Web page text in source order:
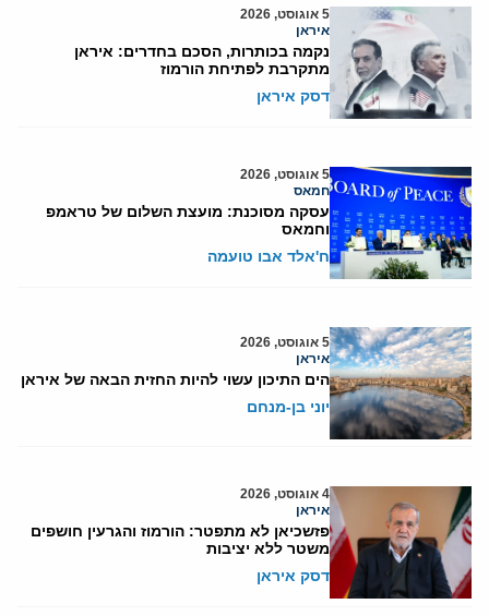
5 אוגוסט, 2026
איראן
נקמה בכותרות, הסכם בחדרים: איראן
מתקרבת לפתיחת הורמוז
דסק איראן
5 אוגוסט, 2026
חמאס
עסקה מסוכנת: מועצת השלום של טראמפ
וחמאס
ח'אלד אבו טועמה
5 אוגוסט, 2026
איראן
הים התיכון עשוי להיות החזית הבאה של איראן
יוני בן-מנחם
4 אוגוסט, 2026
איראן
פזשכיאן לא מתפטר: הורמוז והגרעין חושפים
משטר ללא יציבות
דסק איראן